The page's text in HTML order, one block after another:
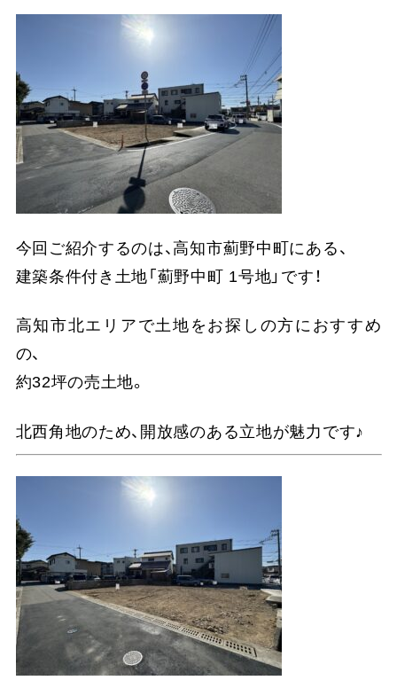
今回ご紹介するのは、高知市薊野中町にある、
建築条件付き土地「薊野中町 1号地」です！
高知市北エリアで土地をお探しの方におすすめ
の、
約32坪の売土地。
北西角地のため、開放感のある立地が魅力です♪